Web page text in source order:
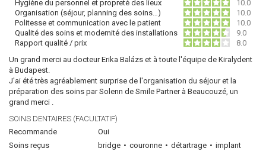
Hygiène du personnel et propreté des lieux
10.0
Organisation (séjour, planning des soins…)
10.0
Politesse et communication avec le patient
10.0
Qualité des soins et modernité des installations
9.0
Rapport qualité / prix
8.0
Un grand merci au docteur Erika Balázs et à toute l'équipe de Kiralydent
à Budapest.
J'ai été très agréablement surprise de l'organisation du séjour et la
préparation des soins par Solenn de Smile Partner à Beaucouzé, un
grand merci .
SOINS DENTAIRES (FACULTATIF)
Recommande
Oui
Soins reçus
bridge couronne détartrage implant